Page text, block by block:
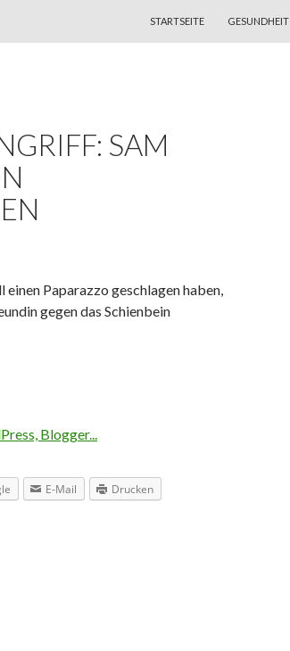
STARTSEITE
GESUNDHEIT
SAM
Paparazzo geschlagen haben,
gegen das Schienbein
E-Mail Drucken